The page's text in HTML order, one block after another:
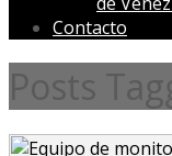
Contacto
Posts